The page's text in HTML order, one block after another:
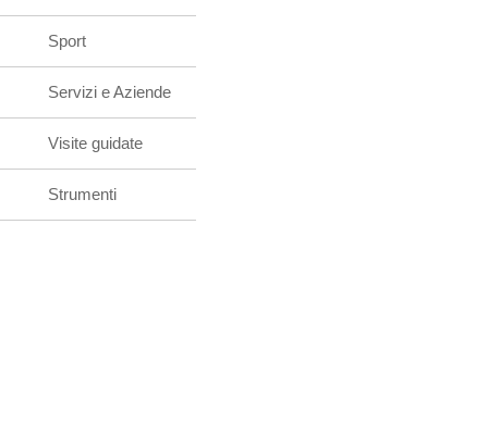
Sport
Servizi e Aziende
Visite guidate
Strumenti